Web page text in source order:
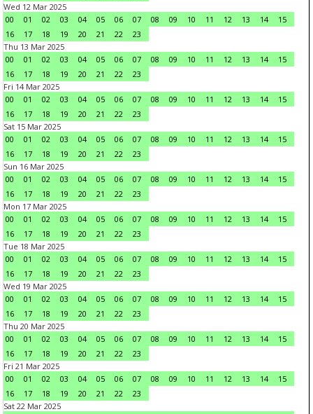
Wed 12 Mar 2025
00
01 02 03 04 05 06 07 08 09 10 11 12 13 14
15
16
17 18 19 20 21 22
23
Thu 13 Mar 2025
00
01 02 03 04 05 06 07 08 09 10 11 12 13 14
15
16
17 18 19 20 21 22
23
Fri 14 Mar 2025
00
01 02 03 04 05 06 07 08 09 10 11 12 13 14
15
16
17 18 19 20 21 22
23
Sat 15 Mar 2025
00
01 02 03 04 05 06 07 08 09 10 11 12 13 14
15
16
17 18 19 20 21 22
23
Sun 16 Mar 2025
00
01 02 03 04 05 06 07 08 09 10 11 12 13 14
15
16
17 18 19 20 21 22
23
Mon 17 Mar 2025
00
01 02 03 04 05 06 07 08 09 10 11 12 13 14
15
16
17 18 19 20 21 22
23
Tue 18 Mar 2025
00
01 02 03 04 05 06 07 08 09 10 11 12 13 14
15
16
17 18 19 20 21 22
23
Wed 19 Mar 2025
00
01 02 03 04 05 06 07 08 09 10 11 12 13 14
15
16
17 18 19 20 21 22
23
Thu 20 Mar 2025
00
01 02 03 04 05 06 07 08 09 10 11 12 13 14
15
16
17 18 19 20 21 22
23
Fri 21 Mar 2025
00
01 02 03 04 05 06 07 08 09 10 11 12 13 14
15
16
17 18 19 20 21 22
23
Sat 22 Mar 2025